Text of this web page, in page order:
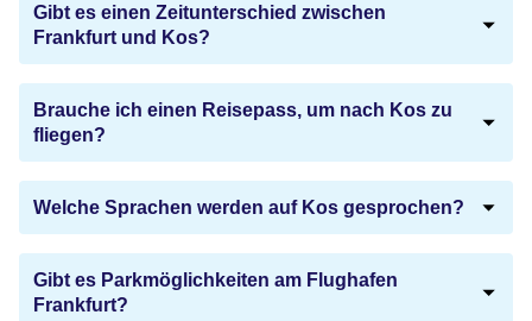
Gibt es einen Zeitunterschied zwischen
Frankfurt und Kos?
Brauche ich einen Reisepass, um nach Kos zu
fliegen?
Welche Sprachen werden auf Kos gesprochen?
Gibt es Parkmöglichkeiten am Flughafen
Frankfurt?